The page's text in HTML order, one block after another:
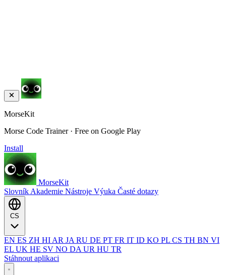
MorseKit
Morse Code Trainer · Free on Google Play
Install
MorseKit
Slovník Akademie Nástroje Výuka Časté dotazy
EN ES ZH HI AR JA RU DE PT FR IT ID KO PL CS TH BN VI
EL UK HE SV NO DA UR HU TR
Stáhnout aplikaci